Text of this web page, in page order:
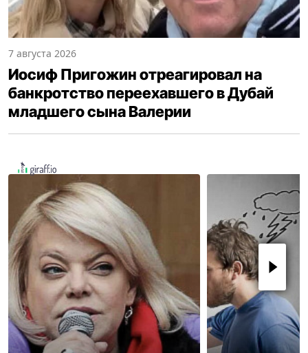
7 августа 2026
Иосиф Пригожин отреагировал на
банкротство переехавшего в Дубай
младшего сына Валерии